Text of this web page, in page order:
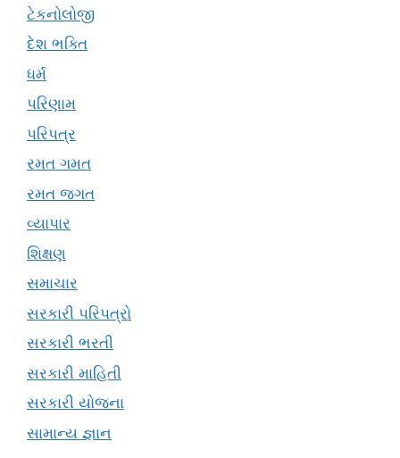
ટેકનોલોજી
દેશ ભક્તિ
ધર્મ
પરિણામ
પરિપત્ર
રમત ગમત
રમત જગત
વ્યાપાર
શિક્ષણ
સમાચાર
સરકારી પરિપત્રો
સરકારી ભરતી
સરકારી માહિતી
સરકારી યોજના
સામાન્ય જ્ઞાન